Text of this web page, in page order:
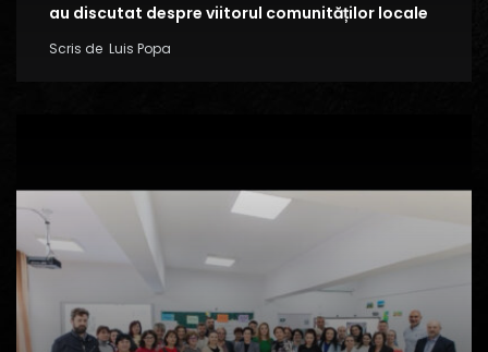
au discutat despre viitorul comunităților locale
Scris de Luis Popa